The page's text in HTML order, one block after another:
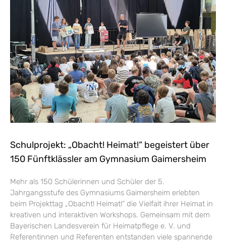
Schulprojekt: „Obacht! Heimat!“ begeistert über
150 Fünftklässler am Gymnasium Gaimersheim
Mehr als 150 Schülerinnen und Schüler der 5.
Jahrgangsstufe des Gymnasiums Gaimersheim erlebten
beim Projekttag „Obacht! Heimat!“ die Vielfalt ihrer Heimat in
kreativen und interaktiven Workshops. Gemeinsam mit dem
Bayerischen Landesverein für Heimatpflege e. V. und
Referentinnen und Referenten entstanden viele spannende